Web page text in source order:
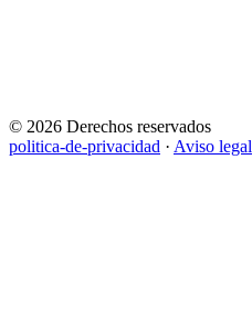
© 2026 Derechos reservados
politica-de-privacidad · Aviso legal